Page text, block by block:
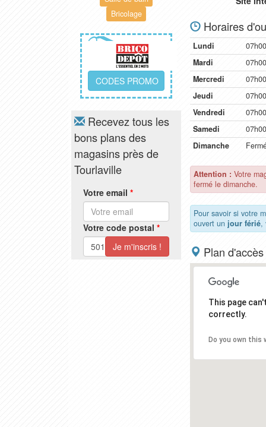
Bricolage
CODES PROMO
Recevez tous les
bons plans des
magasins près de
Tourlaville
Votre email *
Votre code postal *
Horaires
Lundi
Mardi
Mercredi
Jeudi
Vendredi
Samedi
Dimanche
Attention : Votre
fermé le dimanche.
Pour savoir si votre
ouvert un jour férié,
Plan d'accès
This page
correctly.
Do you own this